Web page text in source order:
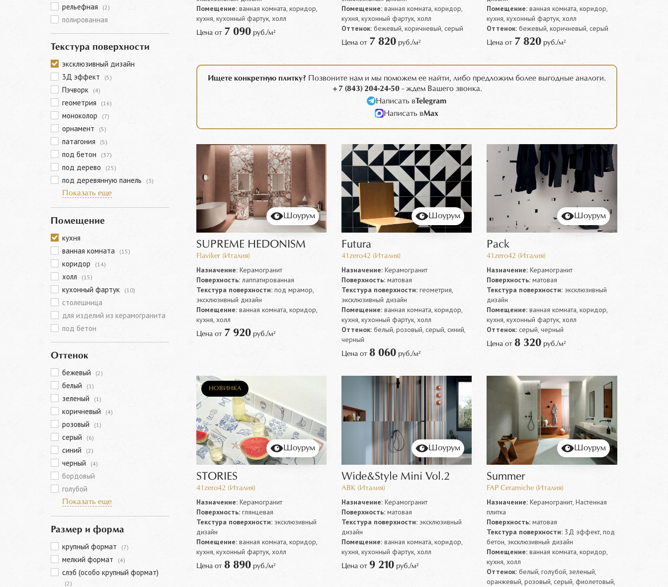
рельефная (2)
полированная
Текстура поверхности
эксклюзивный дизайн
3Д эффект
(5)
Пэчворк (4)
геометрия (16)
моноколор (7)
орнамент (5)
патагония (5)
под бетон (37)
под дерево (25)
под деревянную панель
(3)
Показать еще
Помещение
кухня
ванная комната
(15)
коридор (14)
холл (15)
кухонный фартук (10)
столешница
для изделий из керамогранита
под бетон
Оттенок
бежевый (2)
белый (1)
зеленый (1)
коричневый (4)
розовый (1)
серый (6)
синий (2)
черный (4)
бордовый
голубой
Показать еще
Размер и форма
крупный формат (7)
мелкий формат (4)
слэб (особо крупный формат)
(2)
Помещение:ванная комната, коридор,
кухня, кухонный фартук, холл
Цена от 7 090руб./м²
Помещение:ванная комната, коридор,
кухня, кухонный фартук, холл
Оттенок:бежевый, коричневый, серый
Цена от 7 820руб./м²
Помещение: ванная комната, коридор,
кухня, кухонный фартук, холл
Оттенок: бежевый, коричневый, серый
Цена от 7 820 руб./м²
Ищете конкретную плитку? Позвоните нам и мы поможем ее найти, либо предложим более выгодные аналоги.
+7 (843) 204-24-50 - ждем Вашего звонка.
Написать вTelegram
Написать вMax
Шоурум
SUPREME HEDONISM
Flaviker (Италия)
Назначение:Керамогранит
Поверхность:лаппатированная
Текстура поверхности:под мрамор,
эксклюзивный дизайн
Помещение:ванная комната, коридор,
кухня, холл
Цена от 7 920руб./м²
Шоурум
Futura
41zero42 (Италия)
Назначение:Керамогранит
Поверхность:матовая
Текстура поверхности:геометрия,
эксклюзивный дизайн
Помещение:ванная комната, коридор,
кухня, кухонный фартук, холл
Оттенок:белый, розовый, серый, синий,
черный
Цена от 8 060руб./м²
Шоурум
Pack
41zero42 (Италия)
Назначение: Керамогранит
Поверхность: матовая
Текстура поверхности: эксклюзивный
дизайн
Помещение: ванная комната, коридор,
кухня, кухонный фартук, холл
Оттенок: серый, черный
Цена от 8 320 руб./м²
НОВИНКА
Шоурум
STORIES
41zero42 (Италия)
Назначение:Керамогранит
Поверхность:глянцевая
Текстура поверхности:эксклюзивный
дизайн
Помещение:ванная комната, коридор,
кухня, кухонный фартук, холл
Цена от 8 890руб./м²
Шоурум
Wide&Style Mini Vol.2
ABK (Италия)
Назначение:Керамогранит
Поверхность:матовая
Текстура поверхности:эксклюзивный
дизайн
Помещение:ванная комната, коридор,
кухня, кухонный фартук, холл
Цена от 9 210руб./м²
Шоурум
Summer
FAP Ceramiche (Италия)
Назначение: Керамогранит, Настенная
плитка
Поверхность: матовая
Текстура поверхности: 3Д эффект, под
бетон, эксклюзивный дизайн
Помещение: ванная комната, коридор,
кухня, холл
Оттенок: белый, голубой, зеленый,
оранжевый, розовый, серый, фиолетовый,